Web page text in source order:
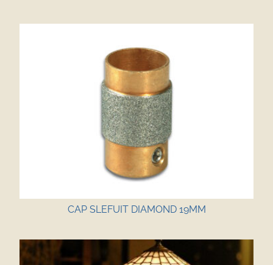
CAP SLEFUIT DIAMOND 19MM